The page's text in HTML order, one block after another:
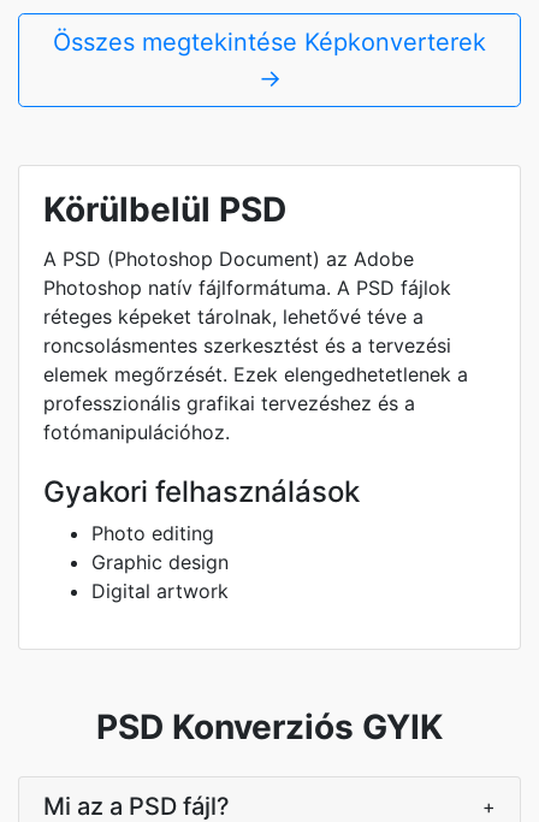
Összes megtekintése Képkonverterek
→
Körülbelül PSD
A PSD (Photoshop Document) az Adobe
Photoshop natív fájlformátuma. A PSD fájlok
réteges képeket tárolnak, lehetővé téve a
roncsolásmentes szerkesztést és a tervezési
elemek megőrzését. Ezek elengedhetetlenek a
professzionális grafikai tervezéshez és a
fotómanipulációhoz.
Gyakori felhasználások
Photo editing
Graphic design
Digital artwork
PSD Konverziós GYIK
Mi az a PSD fájl? +